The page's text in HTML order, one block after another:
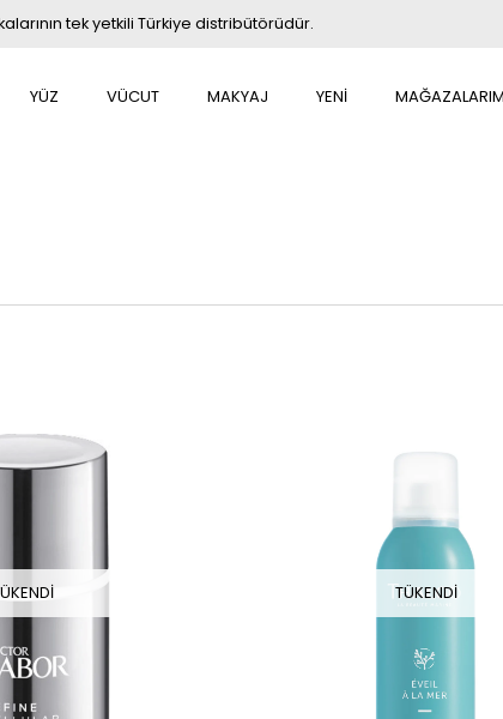
tek yetkili Türkiye distribütörüdür.
YÜZ VÜCUT MAKYAJ YENİ
TÜKENDI